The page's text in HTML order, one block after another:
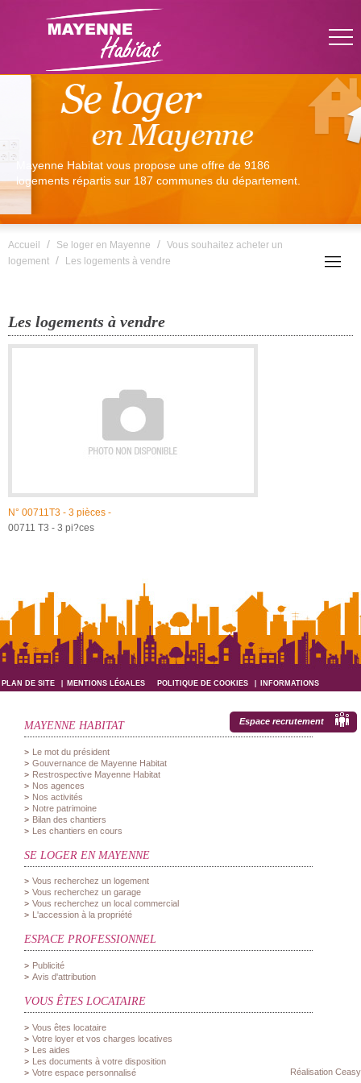
Mayenne Habitat vous propose une offre de 9186
logements répartis sur 187 communes du département.
Accueil / Se loger en Mayenne /
Vous souhaitez acheter un
logement
/ Les logements à vendre
Les logements à vendre
N° 00711T3 - 3 pièces -
00711 T3 - 3 pi?ces
PLAN DE SITE MENTIONS LÉGALES POLITIQUE DE COOKIES
INFORMATIONS
MAYENNE HABITAT
Le mot du président
Gouvernance de Mayenne Habitat
Restrospective Mayenne Habitat
Nos agences
Nos activités
Notre patrimoine
Bilan des chantiers
Les chantiers en cours
SE LOGER EN MAYENNE
Vous recherchez un logement
Vous recherchez un garage
Vous recherchez un local commercial
L'accession à la propriété
ESPACE PROFESSIONNEL
Publicité
Avis d'attribution
Espace recrutement
VOUS ÊTES LOCATAIRE
Vous êtes locataire
Votre loyer et vos charges locatives
Les aides
Les documents à votre disposition
Votre espace personnalisé
Réalisation Ceasy